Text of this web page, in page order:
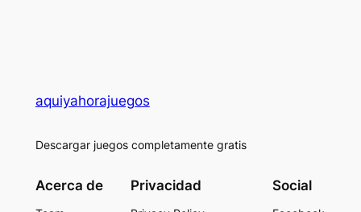
aquiyahorajuegos
Descargar juegos completamente gratis
Acerca de Privacidad Social